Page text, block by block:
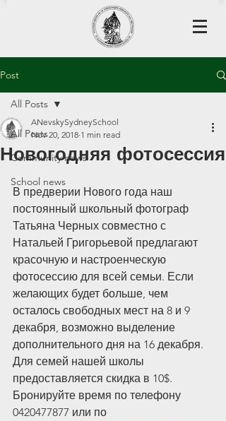
Post
All Posts
Community news
School news
All Posts
Новогодняя фотосессия
ANevskySydneySchool
Nov 20, 2018 1 min read
В предверии Нового года наш
постоянный школьный фотограф
Татьяна Черных совместно с
Натальей Григорьевой предлагают
красочную и настроенческую
фотосессию для всей семьи. Если
желающих будет больше, чем
осталось свободных мест на 8 и 9
декабря, возможно выделение
дополнительного дня на 16 декабря.
Для семей нашей школы
предоставляется скидка в 10$.
Бронируйте время по телефону
0420477877 или по